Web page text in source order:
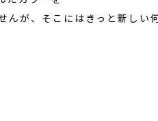
が、そこにはきっと新しい